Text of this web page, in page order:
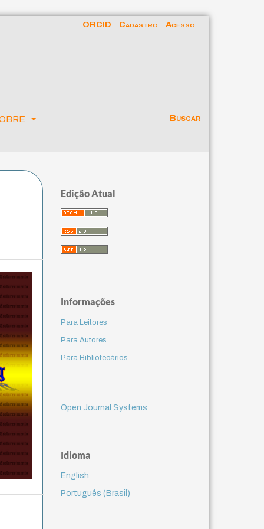
Buscar
ORCID Cadastro Acesso
Edição Atual
Informações
Para Leitores
Para Autores
Para Bibliotecários
Open Journal Systems
Idioma
English
Português (Brasil)